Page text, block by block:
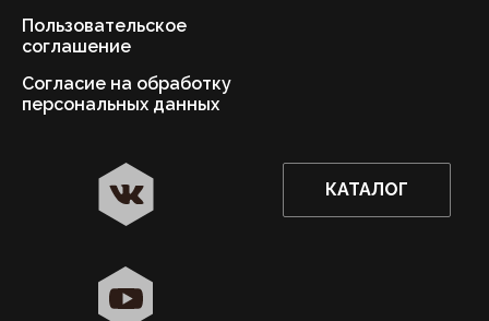
Пользовательское
соглашение
Согласие на обработку
персональных данных
КАТАЛОГ